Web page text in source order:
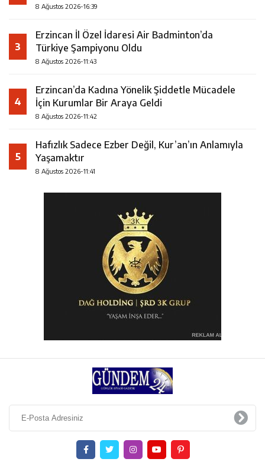
8 Ağustos 2026-16:39
3
Erzincan İl Özel İdaresi Air Badminton’da
Türkiye Şampiyonu Oldu
8 Ağustos 2026-11:43
4
Erzincan’da Kadına Yönelik Şiddetle Mücadele
İçin Kurumlar Bir Araya Geldi
8 Ağustos 2026-11:42
5
Hafızlık Sadece Ezber Değil, Kur’an’ın Anlamıyla
Yaşamaktır
8 Ağustos 2026-11:41